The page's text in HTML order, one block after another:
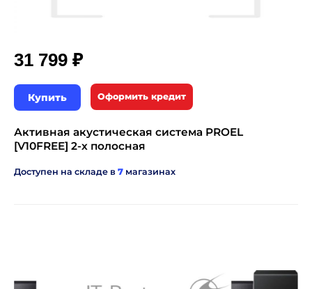
31 799 ₽
Купить Оформить кредит
Активная акустическая система PROEL
[V10FREE] 2-х полосная
Доступен на складе в 7 магазинах